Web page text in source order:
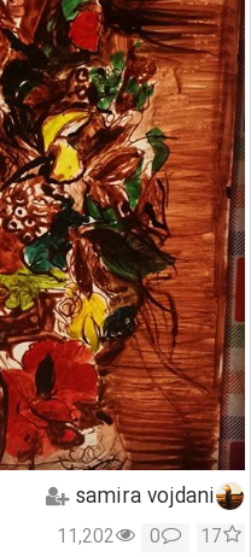
samira vojdani
17
0
11,202